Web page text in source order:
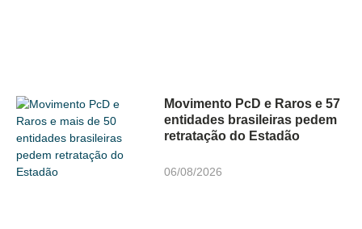
Movimento PcD e Raros e 57
entidades brasileiras pedem
retratação do Estadão
06/08/2026